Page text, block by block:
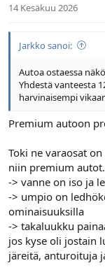
14 Kesäkuu 2026
Jarkko sanoi:
Autoa ostaessa
Yhdestä vanteesta
harvinaisempi
Premium autoon
Toki ne varaosat
niin premium
-> vanne on iso ja
-> umpio on
ominaisuuksilla
-> takaluukku
jos kyse oli jostain
järeitä, anturoituja